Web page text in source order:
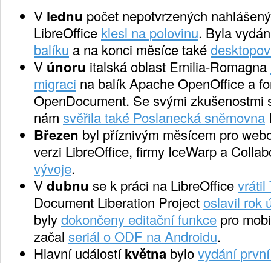
V lednu počet nepotvrzených
LibreOffice klesl na polovinu. Byla
balíku a na konci měsíce také
V únoru italská oblast Emilia-Romagna
migraci na balík Apache OpenOffice a
OpenDocument. Se svými zkušenostmi
nám svěřila také Poslanecká sněmovna
Březen byl příznivým měsícem pro
verzi LibreOffice, firmy IceWarp a
vývoje.
Vdubnu se k práci na LibreOfficevrátil
Document Liberation Projectoslavil rok
bylydokončeny editační funkce pro
začal seriál o ODF na Androidu.
Hlavní událostíkvětna bylovydání